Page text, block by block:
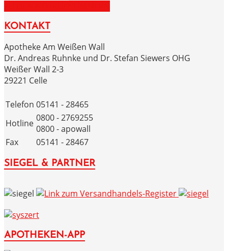
KONTAKT
Apotheke Am Weißen Wall
Dr. Andreas Ruhnke und Dr. Stefan Siewers OHG
Weißer Wall 2-3
29221 Celle
Telefon 05141 - 28465
Hotline 0800 - 2769255
0800 - apowall
Fax
05141 - 28467
SIEGEL & PARTNER
APOTHEKEN-APP